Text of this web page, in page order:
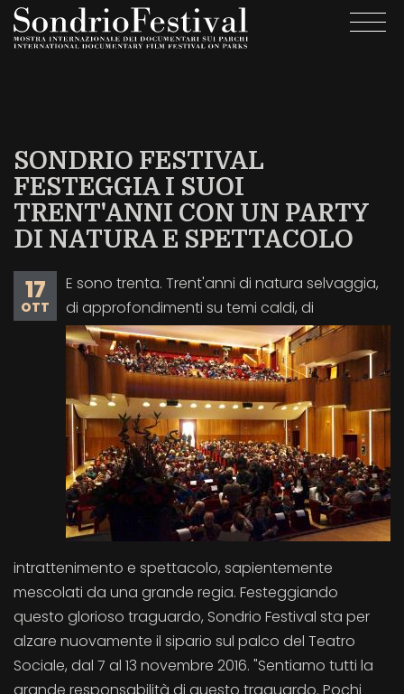
Salta
SONDRIO FESTIVAL
FESTEGGIA I SUOI
TRENT'ANNI CON UN PARTY
DI NATURA E SPETTACOLO
17
OTT
E sono trenta. Trent'anni di natura selvaggia,
di approfondimenti su temi caldi, di
intrattenimento e spettacolo, sapientemente
mescolati da una grande regia. Festeggiando
questo glorioso traguardo, Sondrio Festival sta per
alzare nuovamente il sipario sul palco del Teatro
Sociale, dal 7 al 13 novembre 2016. "Sentiamo tutti la